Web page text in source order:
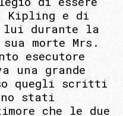
Kipling e di
lui durante la
morte Mrs.
esecutore
una grande
quegli scritti
stati
che le due